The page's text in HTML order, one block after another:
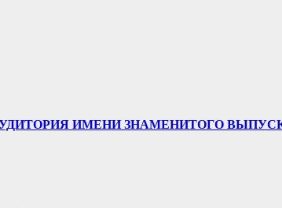
ИМЕНИ ЗНАМЕНИТОГО